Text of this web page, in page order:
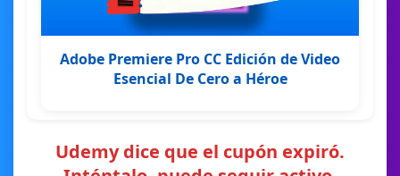
Adobe Premiere Pro CC Edición de Video
Esencial De Cero a Héroe
Udemy dice que el cupón expiró.